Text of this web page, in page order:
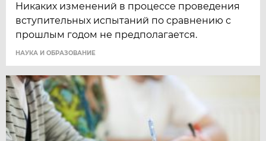
Никаких изменений в процессе проведения
вступительных испытаний по сравнению с
прошлым годом не предполагается.
НАУКА И ОБРАЗОВАНИЕ